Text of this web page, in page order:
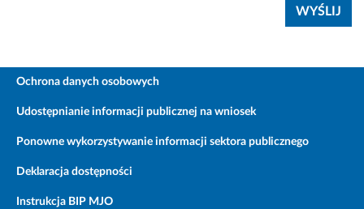
Ochrona danych osobowych
Udostępnianie informacji publicznej na wniosek
Ponowne wykorzystywanie informacji sektora publicznego
Deklaracja dostępności
Instrukcja BIP MJO